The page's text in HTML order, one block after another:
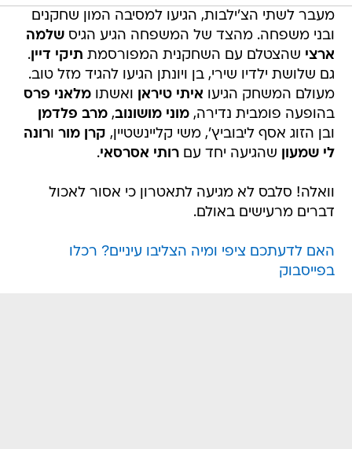
מעבר לשתי הצ'ילבות, הגיעו למסיבה המון שחקנים
ובני משפחה. מהצד של המשפחה הגיע הגיסשלמה
ארצי שהצטלם עם השחקנית המפורסמת תיקי דיין.
גם שלושת ילדיו שירי, בן ויונתן הגיעו להגיד מזל טוב.
מעולם המשחק הגיעו איתי טיראן ואשתומלאני פרס
בהופעה פומבית נדירה,מוני מושונוב,מרב פלדמן
ובן הזוג אסף ליבוביץ', משי קליינשטיין, קרן מור ורונה
לי שמעון שהגיעה יחד עםרותי אסרסאי.
וואלה! סלבס לא מגיעה לתאטרון כי אסור לאכול
דברים מרעישים באולם.
האם לדעתכם ציפי ומיה הצליבו עיניים? רכלו
בפייסבוק